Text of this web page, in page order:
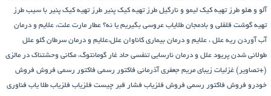
آلو و هلو طرز تهیه کیک لیمو و نارگیل طرز تهیه کیک پنیر طرز تهیه کیک پنیر با سیب طرز
تهیه گوشت قلقلی و بادمجان طلایاب عروسی بگیریم یا نه؟ عطار مارت علت، علایم و درمان
آب آوردن ریه علل ، علایم و درمان بیماری کاناوان علل،علایم و درمان سرطان گلو علل
طولانی شدن پریود علل و درمان نارسایی تنفسی حاد غار گومانتوگ، مکانی وحشتناک در مالزی
(+تصاویر) غزلیات زیبای مریم جعفری آذرمانی فاکتور رسمی فاکتور رسمی فروش فروش
خودرو فروش فاکتور رسمی فروش فلزیاب فشار قبر چیست فلزیاب فلزیاب طلا یاب فناوری